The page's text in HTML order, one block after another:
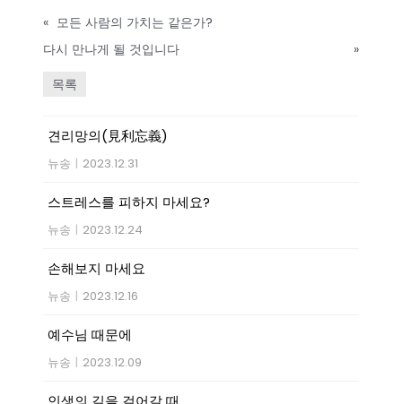
« 모든 사람의 가치는 같은가?
다시 만나게 될 것입니다
»
목록
견리망의(見利忘義)
뉴송 | 2023.12.31
스트레스를 피하지 마세요?
뉴송 | 2023.12.24
손해보지 마세요
뉴송 | 2023.12.16
예수님 때문에
뉴송 | 2023.12.09